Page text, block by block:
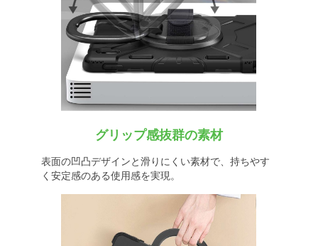
グリップ感抜群の素材
表面の凹凸デザインと滑りにくい素材で、持ちやす
く安定感のある使用感を実現。